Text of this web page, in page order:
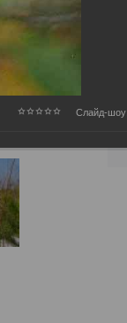
Слайд-шоу: